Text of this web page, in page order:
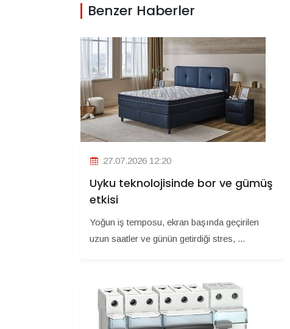
Benzer Haberler
27.07.2026 12:20
Uyku teknolojisinde bor ve gümüş
etkisi
Yoğun iş temposu, ekran başında geçirilen
uzun saatler ve günün getirdiği stres, ...